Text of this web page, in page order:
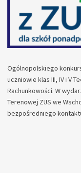
Ogólnopolskiego
uczniowie klas III, IV i V
Rachunkowości. W
Terenowej ZUS we
bezpośredniego